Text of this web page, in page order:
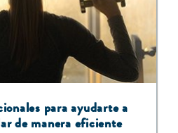
para ayudarte a
de manera eficiente